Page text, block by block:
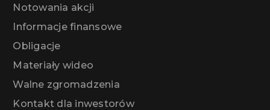
Notowania akcji
Informacje finansowe
Obligacje
Materiały wideo
Walne zgromadzenia
Kontakt dla inwestorów